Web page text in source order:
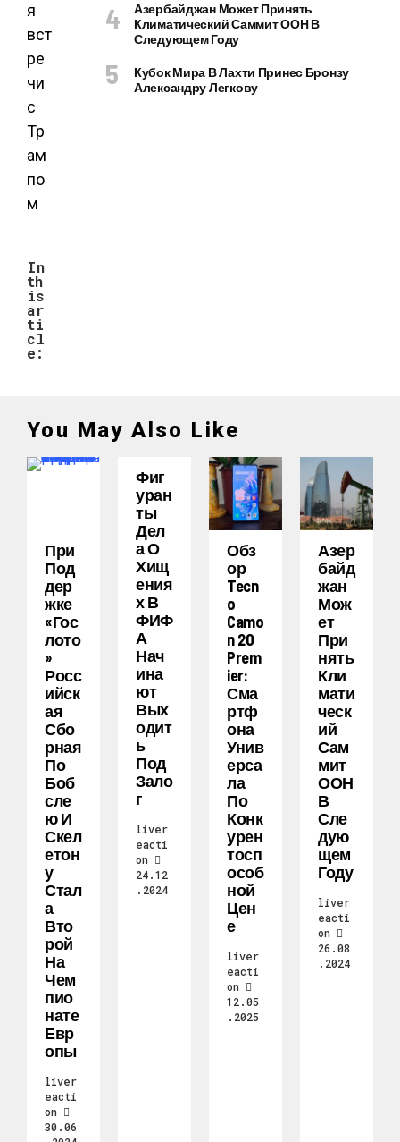
In
th
is
ar
ti
cl
e:
Азербайджан Может Принять
Климатический Саммит ООН В
Следующем Году
Кубок Мира В Лахти Принес Бронзу
Александру Легкову
You May Also Like
При
Под
Дер
Жке
«Гос
Лото
»
Росс
Ийск
Ая
Сбо
Рная
По
Боб
Сле
Ю И
Скел
Етон
У
Стал
А
Вто
Рой
На
Чем
Пио
Нате
Евр
Опы
liver
eacti
on
30.06
Фиг
Уран
Ты
Дел
А О
Хищ
Ения
Х В
ФИФ
А
Нач
Ина
Ют
Вых
Одит
Ь
Под
Зало
Г
liver
eacti
on
24.12
.2024
Обз
Ор
Tecn
O
Camo
N 20
Prem
Ier:
Сма
Ртф
Она
Унив
Ерса
Ла
По
Конк
Урен
Тосп
Особ
Ной
Цен
Е
liver
eacti
on
12.05
.2025
Азер
Байд
Жан
Мож
Ет
При
Нять
Кли
Мати
Ческ
Ий
Сам
Мит
ООН
В
Сле
Дую
Щем
Году
liver
eacti
on
26.08
.2024